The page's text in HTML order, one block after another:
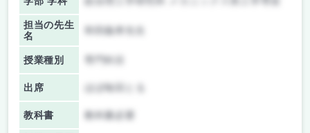
担当の先生
名
和田義孝先生
授業種別
出席 ほぼ毎回とる
教科書 教科書必要